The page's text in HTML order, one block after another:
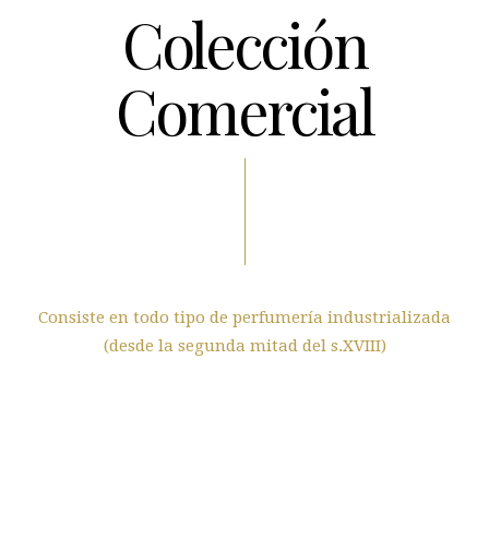
Colección
Comercial
Consiste en todo tipo de perfumería industrializada
(desde la segunda mitad del s.XVIII)